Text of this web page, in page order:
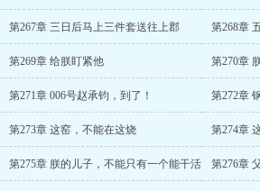
第267章 三日后马上三件套送往上郡 第268章
第269章 给朕盯紧他 第270章
第271章 006号赵承钧，到了！ 第272章
第273章 这窑，不能在这烧 第274章
第275章 朕的儿子，不能只有一个能干活 第276章